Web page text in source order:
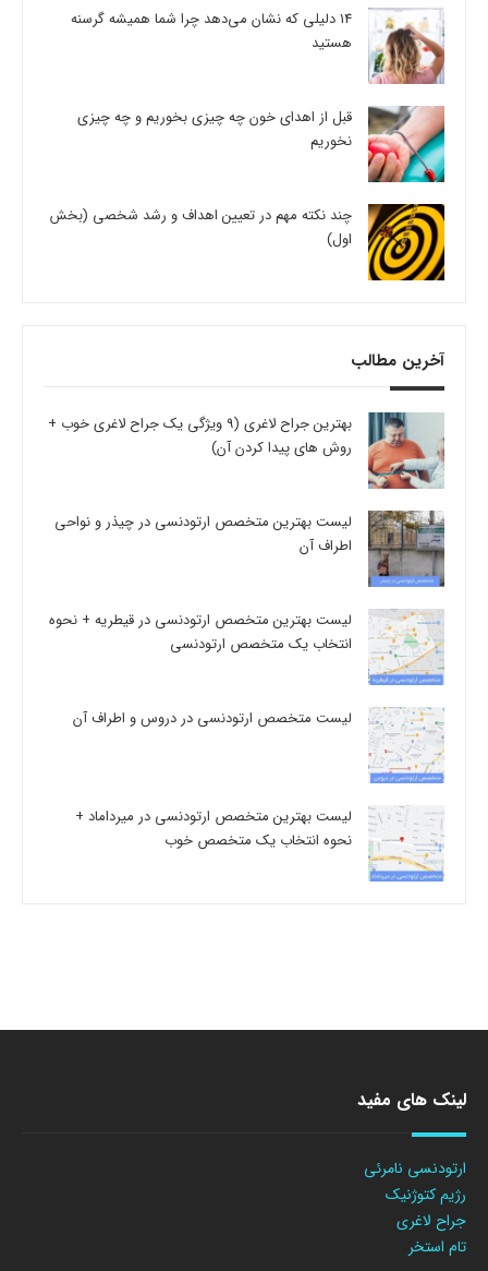
14 دلیلی که نشان می‌دهد چرا شما همیشه گرسنه
هستید
قبل از اهدای خون چه چیزی بخوریم و چه چیزی
نخوریم
چند نکته مهم در تعیین اهداف و رشد شخصی (بخش
اول)
آخرین مطالب
بهترین جراح لاغری (9 ویژگی یک جراح لاغری خوب +
روش های پیدا کردن آن)
لیست بهترین متخصص ارتودنسی در چیذر و نواحی
اطراف آن
لیست بهترین متخصص ارتودنسی در قیطریه + نحوه
انتخاب یک متخصص ارتودنسی
لیست متخصص ارتودنسی در دروس و اطراف آن
لیست بهترین متخصص ارتودنسی در میرداماد +
نحوه انتخاب یک متخصص خوب
لینک های مفید
ارتودنسی نامرئی
رژیم کتوژنیک
جراح لاغری
تام استخر